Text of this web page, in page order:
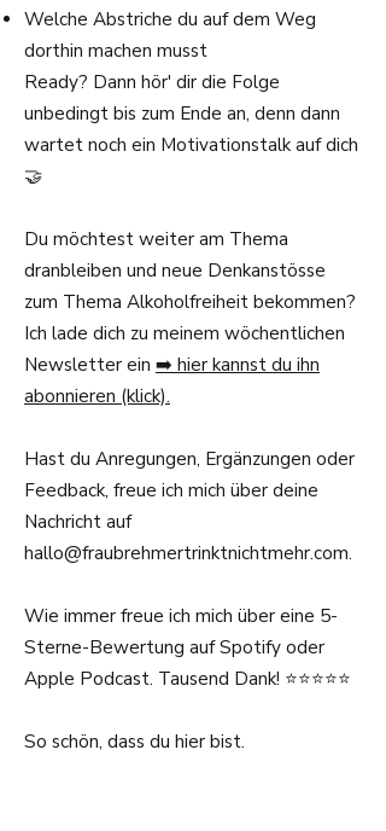
Welche Abstriche du auf dem Weg
dorthin machen musst
Ready? Dann hör' dir die Folge
unbedingt bis zum Ende an, denn dann
wartet noch ein Motivationstalk auf dich
🤝
Du möchtest weiter am Thema
dranbleiben und neue Denkanstösse
zum Thema Alkoholfreiheit bekommen?
Ich lade dich zu meinem wöchentlichen
Newsletter ein ➡️ hier kannst du ihn
abonnieren (klick).
Hast du Anregungen, Ergänzungen oder
Feedback, freue ich mich über deine
Nachricht auf
hallo@fraubrehmertrinktnichtmehr.com.
Wie immer freue ich mich über eine 5-
Sterne-Bewertung auf Spotify oder
Apple Podcast. Tausend Dank! ⭐⭐⭐⭐⭐
So schön, dass du hier bist.